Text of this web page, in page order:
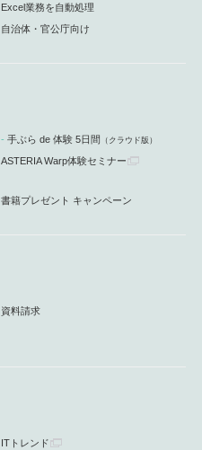
Excel業務を自動処理
自治体・官公庁向け
手ぶら de 体験 5日間 （クラウド版）
ASTERIA Warp体験セミナー
書籍プレゼント キャンペーン
資料請求
ITトレンド